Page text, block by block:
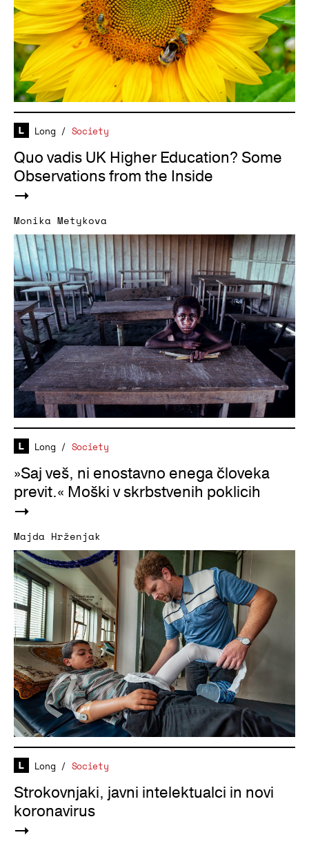
Long / Society
Quo vadis UK Higher Education? Some
Observations from the Inside
Monika Metykova
Long / Society
»Saj veš, ni enostavno enega človeka
previt.« Moški v skrbstvenih poklicih
Majda Hrženjak
Long / Society
Strokovnjaki, javni intelektualci in novi
koronavirus